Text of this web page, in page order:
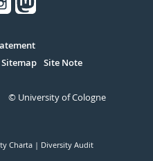
Sitemap Site Note
© University of Cologne
Charta Diversity Audit